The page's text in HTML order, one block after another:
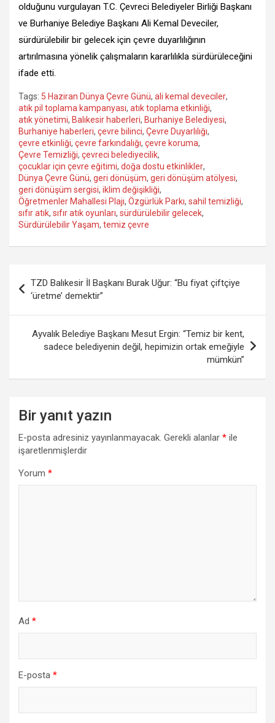
olduğunu vurgulayan T.C. Çevreci Belediyeler Birliği Başkanı
ve Burhaniye Belediye Başkanı Ali Kemal Deveciler,
sürdürülebilir bir gelecek için çevre duyarlılığının
artırılmasına yönelik çalışmaların kararlılıkla sürdürüleceğini
ifade etti.
Tags: 5 Haziran Dünya Çevre Günü, ali kemal deveciler,
atık pil toplama kampanyası, atık toplama etkinliği,
atık yönetimi, Balıkesir haberleri, Burhaniye Belediyesi,
Burhaniye haberleri, çevre bilinci, Çevre Duyarlılığı,
çevre etkinliği, çevre farkındalığı, çevre koruma,
Çevre Temizliği, çevreci belediyecilik,
çocuklar için çevre eğitimi, doğa dostu etkinlikler,
Dünya Çevre Günü, geri dönüşüm, geri dönüşüm atölyesi,
geri dönüşüm sergisi, iklim değişikliği,
Öğretmenler Mahallesi Plajı, Özgürlük Parkı, sahil temizliği,
sıfır atık, sıfır atık oyunları, sürdürülebilir gelecek,
Sürdürülebilir Yaşam, temiz çevre
gezinmesi
TZD Balıkesir İl Başkanı Burak Uğur: “Bu fiyat çiftçiye
‘üretme’ demektir”
Ayvalık Belediye Başkanı Mesut Ergin: “Temiz bir kent,
sadece belediyenin değil, hepimizin ortak emeğiyle
mümkün”
Bir yanıt yazın
E-posta adresiniz yayınlanmayacak. Gerekli alanlar * ile
işaretlenmişlerdir
Yorum *
Ad *
E-posta *